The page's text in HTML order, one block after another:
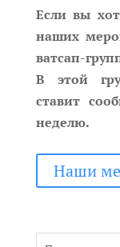
Если вы
наших
ватсап-
В этой
ставит
неделю.
Наши